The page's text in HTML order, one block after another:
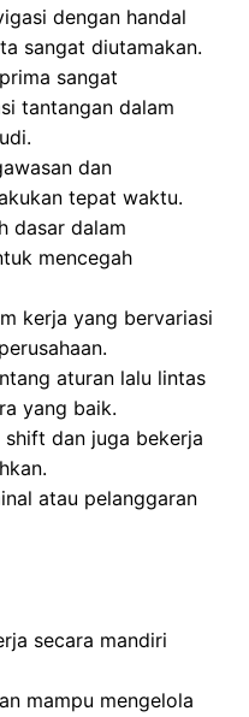
dengan handal
sangat diutamakan.
sangat
tantangan dalam
dan
tepat waktu.
dasar dalam
mencegah
kerja yang bervariasi
aturan lalu lintas
yang baik.
dan juga bekerja
atau pelanggaran
secara mandiri
mampu mengelola